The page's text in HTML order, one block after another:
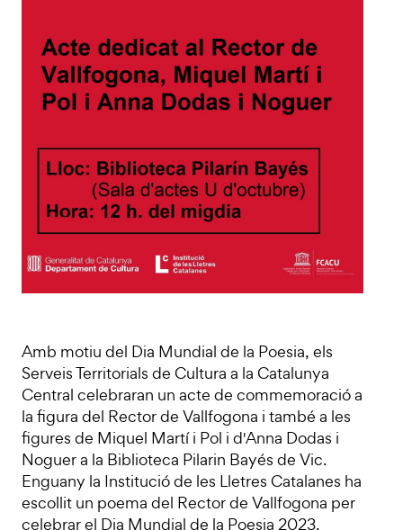
Amb motiu del Dia Mundial de la Poesia, els
Serveis Territorials de Cultura a la Catalunya
Central celebraran un acte de commemoració a
la figura del Rector de Vallfogona i també a les
figures de Miquel Martí i Pol i d'Anna Dodas i
Noguer a la Biblioteca Pilarin Bayés de Vic.
Enguany la Institució de les Lletres Catalanes ha
escollit un poema del Rector de Vallfogona per
celebrar el Dia Mundial de la Poesia 2023.